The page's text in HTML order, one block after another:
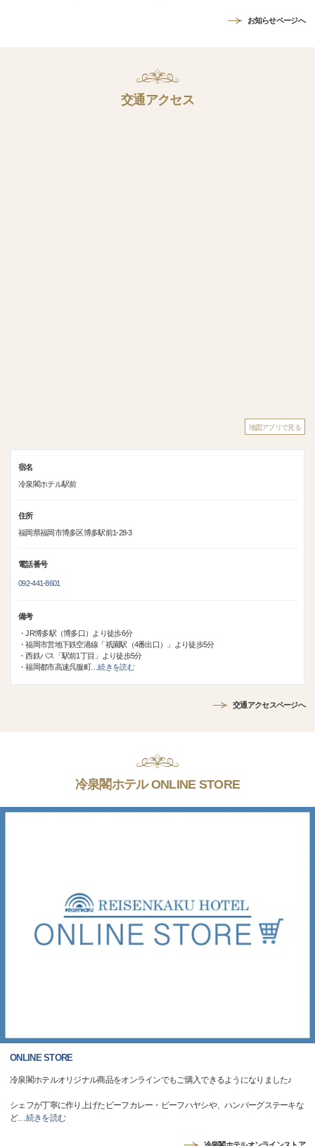
お知らせページへ
交通アクセス
地図アプリで見る
宿名
冷泉閣ホテル駅前
住所
福岡県福岡市博多区博多駅前1-28-3
電話番号
092-441-8601
備考
・JR博多駅（博多口）より徒歩6分
・福岡市営地下鉄空港線「祇園駅（4番出口）」より徒歩5分
・西鉄バス「駅前1丁目」より徒歩5分
・福岡都市高速呉服町
…続きを読む
交通アクセスページへ
冷泉閣ホテル ONLINE STORE
ONLINE STORE
冷泉閣ホテルオリジナル商品をオンラインでもご購入できるようになりました♪
シェフが丁寧に作り上げたビーフカレー・ビーフハヤシや、ハンバーグステーキな
ど…続きを読む